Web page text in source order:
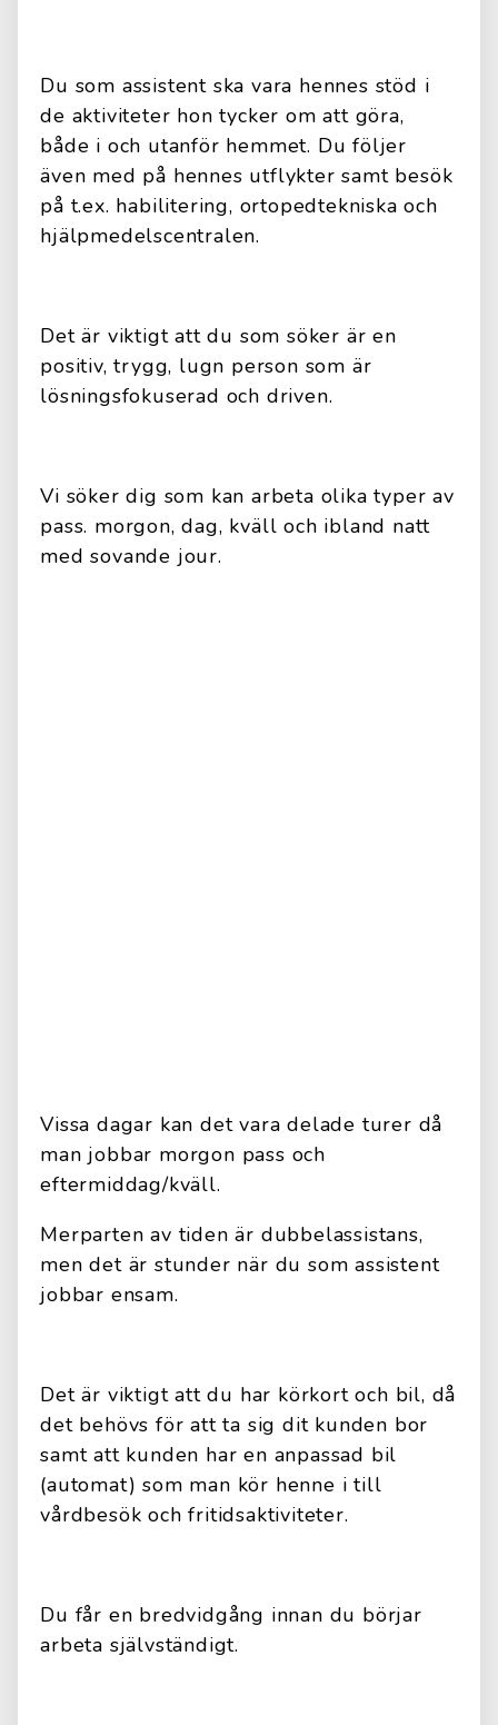
Du som assistent ska vara hennes stöd i
de aktiviteter hon tycker om att göra,
både i och utanför hemmet. Du följer
även med på hennes utflykter samt besök
på t.ex. habilitering, ortopedtekniska och
hjälpmedelscentralen.
Det är viktigt att du som söker är en
positiv, trygg, lugn person som är
lösningsfokuserad och driven.
Vi söker dig som kan arbeta olika typer av
pass. morgon, dag, kväll och ibland natt
med sovande jour.
Vissa dagar kan det vara delade turer då
man jobbar morgon pass och
eftermiddag/kväll.
Merparten av tiden är dubbelassistans,
men det är stunder när du som assistent
jobbar ensam.
Det är viktigt att du har körkort och bil, då
det behövs för att ta sig dit kunden bor
samt att kunden har en anpassad bil
(automat) som man kör henne i till
vårdbesök och fritidsaktiviteter.
Du får en bredvidgång innan du börjar
arbeta självständigt.